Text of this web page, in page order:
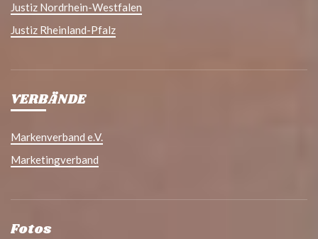
Justiz Nordrhein-Westfalen
Justiz Rheinland-Pfalz
VERBÄNDE
Markenverband e.V.
Marketingverband
Fotos